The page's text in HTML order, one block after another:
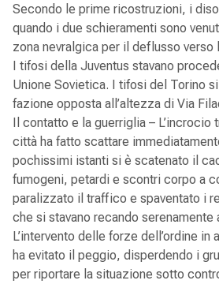
Secondo le prime ricostruzioni, i
quando i due schieramenti sono
zona nevralgica per il deflusso verso
I tifosi della Juventus stavano
Unione Sovietica. I tifosi del Torino
fazione opposta all’altezza di Via
Il contatto e la guerriglia – L’incrocio
città ha fatto scattare
pochissimi istanti si è scatenato il
fumogeni, petardi e scontri corpo a
paralizzato il traffico e spaventato i
che si stavano recando serenamente
L’intervento delle forze dell’ordine
ha evitato il peggio, disperdendo i
per riportare la situazione sotto